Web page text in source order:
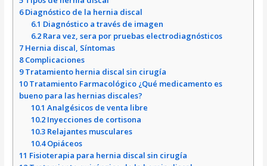
6Diagnóstico de la hernia discal
6.1 Diagnóstico a través de imagen
6.2Rara vez, sera por pruebas electrodiagnósticos
7 Hernia discal, Síntomas
8Complicaciones
9Tratamiento hernia discal sin cirugía
10Tratamiento Farmacológico ¿Qué medicamento es
bueno para las hernias discales?
10.1 Analgésicos de venta libre
10.2Inyecciones de cortisona
10.3Relajantes musculares
10.4Opiáceos
11 Fisioterapia para hernia discal sin cirugía